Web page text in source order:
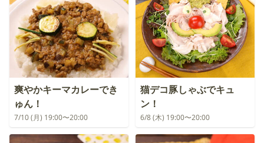
爽やかキーマカレーでき
ゅん！
7/10 (月) 19:00〜20:00
猫デコ豚しゃぶでキュ
ン！
6/8 (木) 19:00〜20:00